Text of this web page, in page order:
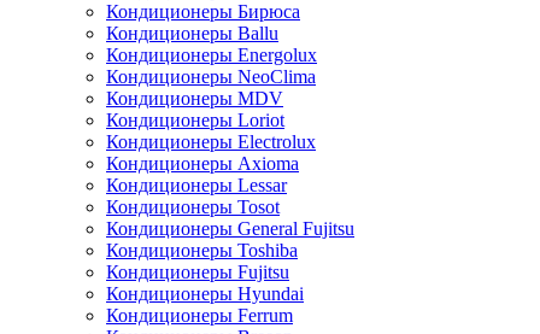
Кондиционеры Бирюса
Кондиционеры Ballu
Кондиционеры Energolux
Кондиционеры NeoClima
Кондиционеры MDV
Кондиционеры Loriot
Кондиционеры Electrolux
Кондиционеры Axioma
Кондиционеры Lessar
Кондиционеры Tosot
Кондиционеры General Fujitsu
Кондиционеры Toshiba
Кондиционеры Fujitsu
Кондиционеры Hyundai
Кондиционеры Ferrum